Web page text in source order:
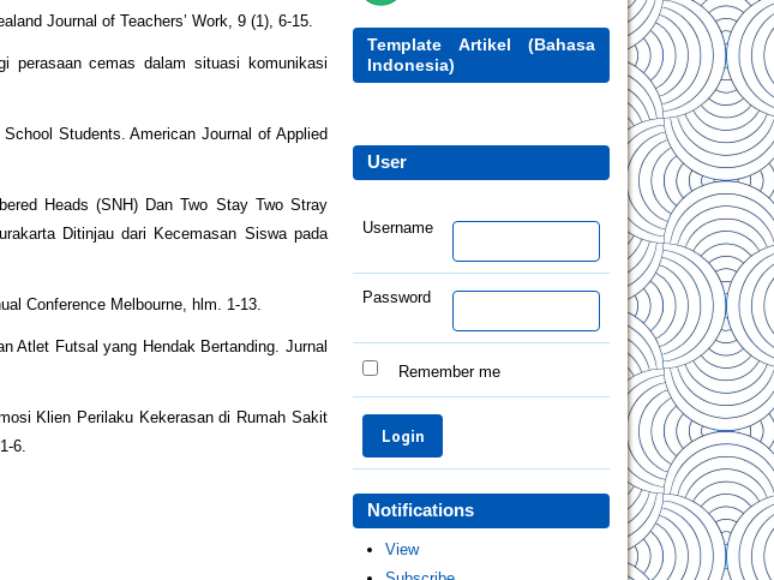
Template Artikel (Bahasa
Indonesia)
User
Username
Password
Remember me
Notifications
View
Journal of Teachers’ Work, 9 (1), 6-15.
perasaan cemas dalam situasi komunikasi
Students. American Journal of Applied
Heads (SNH) Dan Two Stay Two Stray
Ditinjau dari Kecemasan Siswa pada
Conference Melbourne, hlm. 1-13.
Atlet Futsal yang Hendak Bertanding. Jurnal
Klien Perilaku Kekerasan di Rumah Sakit
6.